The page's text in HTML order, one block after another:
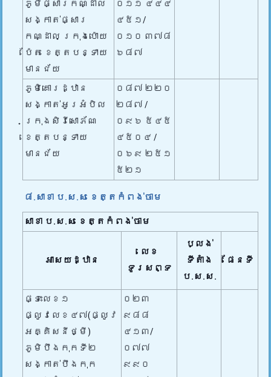
ភូមិផ្សារកណ្ដាល
សង្កាត់ផ្សារ
កណ្ដាល ក្រុងប៉ោយ
ប៉ែត ខេត្តបន្ទាយ
មានជ័យ
០១១ ៤៤៤
៤៥១/
០១០ ៣៧៨
៦៨៧
ភូមិគោរដ្ឋាន
សង្កាត់អូរអំបិល
ក្រុងសិរីសោភ័ណ
ខេត្តបន្ទាយ
មានជ័យ
០៨៧ ២២០
២៨៧ /
០៩៦ ៥៤៥
៤៥០៤ /
០៦៩ ២៥១
៥២១
៨.សាខា ប.ស.ស ខេត្តកំពង់ចាម
សាខា ប.ស.ស ខេត្តកំពង់ចាម
អាសយដ្ឋាន
លេខ
ទូរសព្ទ
ប្លង់
ទីតាំង
ប.ស.ស.
ផែនទី
ផ្ទះលេខ១
ផ្លូវលេខ៤៧(ផ្លូវ
អគ្គិសនីថ្មី)
ភូមិបឹងកុកទី២
សង្កាត់បឹងកុក
០២៣
៩៨៨
៤១៣/
០៧៧
៩៩០